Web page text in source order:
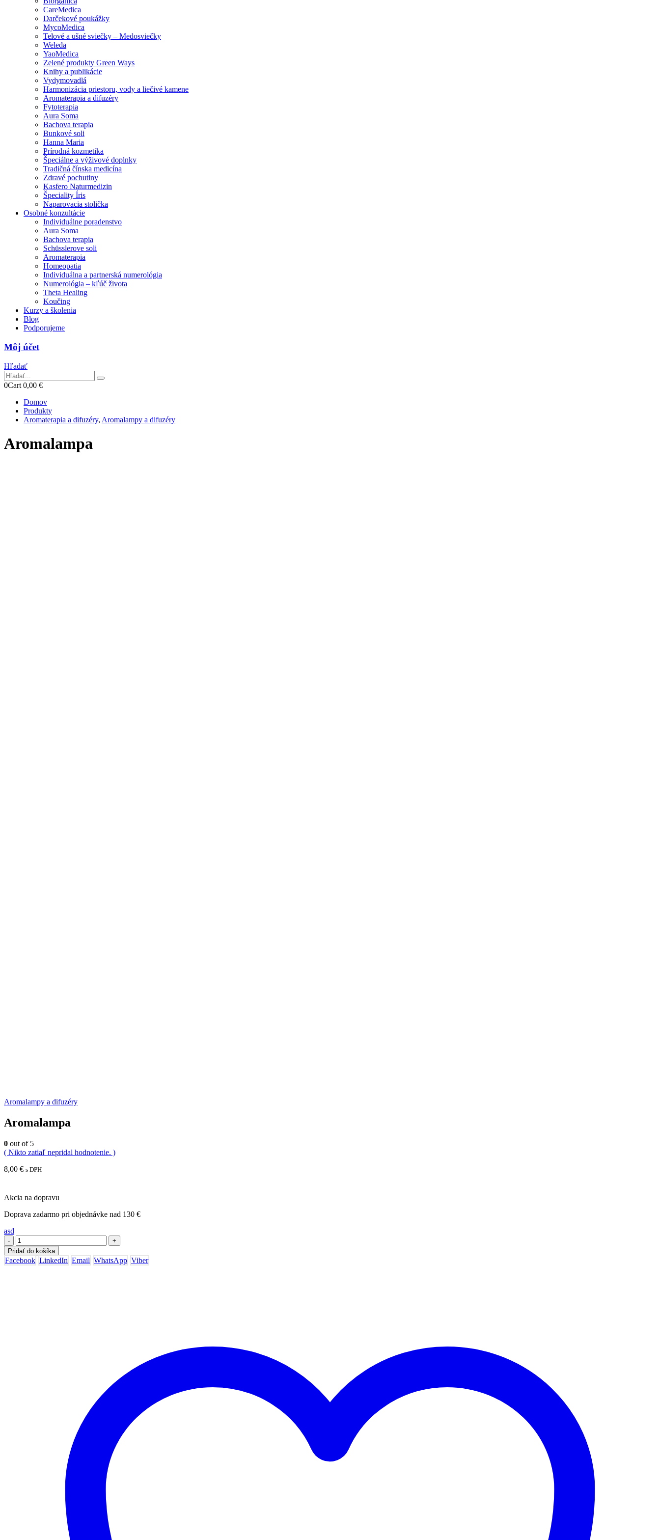
CareMedica
Darčekové poukážky
MycoMedica
Telové a ušné sviečky – Medosviečky
Weleda
YaoMedica
Zelené produkty Green Ways
Knihy a publikácie
Vydymovadlá
Harmonizácia priestoru, vody a liečivé kamene
Aromaterapia a difuzéry
Fytoterapia
Aura Soma
Bachova terapia
Bunkové soli
Hanna Maria
Prírodná kozmetika
Špeciálne a výživové doplnky
Tradičná čínska medicína
Zdravé pochutiny
Kasfero Naturmedizin
Špeciality Íris
Naparovacia stolička
Osobné konzultácie
Individuálne poradenstvo
Aura Soma
Bachova terapia
Schüsslerove soli
Aromaterapia
Homeopatia
Individuálna a partnerská numerológia
Numerológia – kľúč života
Theta Healing
Koučing
Kurzy a školenia
Blog
Podporujeme
Môj účet
Hľadať
0Cart 0,00 €
Domov
Produkty
Aromaterapia a difuzéry, Aromalampy a difuzéry
Aromalampa
Aromalampy a difuzéry
Aromalampa
0 out of 5
( Nikto zatiaľ nepridal hodnotenie. )
8,00 € s DPH
Akcia na dopravu
Doprava zadarmo pri objednávke nad 130 €
asd
-
+
Pridať do košíka
Facebook LinkedIn Email WhatsApp Viber